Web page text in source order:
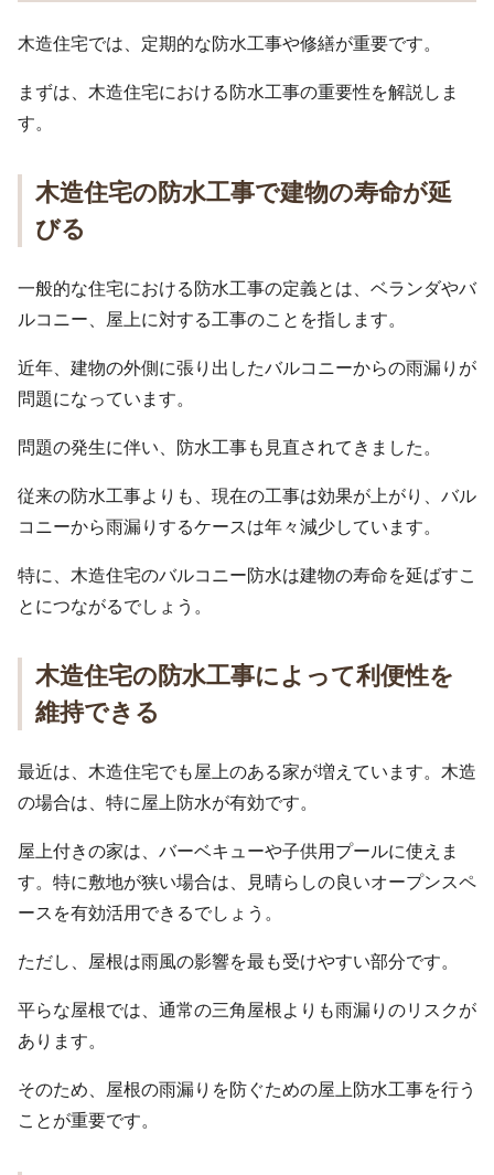
木造住宅では、定期的な防水工事や修繕が重要です。
まずは、木造住宅における防水工事の重要性を解説しま
す。
木造住宅の防水工事で建物の寿命が延
びる
一般的な住宅における防水工事の定義とは、ベランダやバ
ルコニー、屋上に対する工事のことを指します。
近年、建物の外側に張り出したバルコニーからの雨漏りが
問題になっています。
問題の発生に伴い、防水工事も見直されてきました。
従来の防水工事よりも、現在の工事は効果が上がり、バル
コニーから雨漏りするケースは年々減少しています。
特に、木造住宅のバルコニー防水は建物の寿命を延ばすこ
とにつながるでしょう。
木造住宅の防水工事によって利便性を
維持できる
最近は、木造住宅でも屋上のある家が増えています。木造
の場合は、特に屋上防水が有効です。
屋上付きの家は、バーベキューや子供用プールに使えま
す。特に敷地が狭い場合は、見晴らしの良いオープンスペ
ースを有効活用できるでしょう。
ただし、屋根は雨風の影響を最も受けやすい部分です。
平らな屋根では、通常の三角屋根よりも雨漏りのリスクが
あります。
そのため、屋根の雨漏りを防ぐための屋上防水工事を行う
ことが重要です。